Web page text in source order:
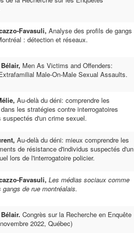
Favasuli, Analyse des profils de gangs
: détection et réseaux.
Men As Victims and Offenders:
Male-On-Male Sexual Assaults.
Au-delà du déni: comprendre les
les stratégies contre interrogatoires
suspectés d'un crime sexuel.
Au-delà du déni: mieux comprendre les
de résistance d'individus suspectés d'un
lors de l'interrogatoire policier.
Favasuli, Les médias sociaux comme
gangs de rue montréalais.
Congrès sur la Recherche en Enquête
2022, Québec)